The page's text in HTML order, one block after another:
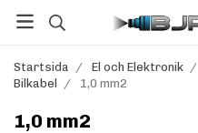
Startsida / El och Elektronik /
Bilkabel
/ 1,0 mm2
1,0 mm2